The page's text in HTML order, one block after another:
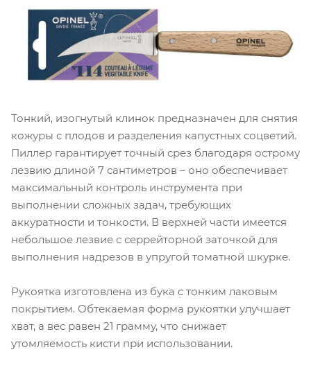
Тонкий, изогнутый клинок предназначен для снятия
кожуры с плодов и разделения капустных соцветий.
Пиллер гарантирует точный срез благодаря острому
лезвию длиной 7 сантиметров – оно обеспечивает
максимальный контроль инструмента при
выполнении сложных задач, требующих
аккуратности и тонкости. В верхней части имеется
небольшое лезвие с серрейторной заточкой для
выполнения надрезов в упругой томатной шкурке.
Рукоятка изготовлена из бука с тонким лаковым
покрытием. Обтекаемая форма рукоятки улучшает
хват, а вес равен 21 грамму, что снижает
утомляемость кисти при использовании.